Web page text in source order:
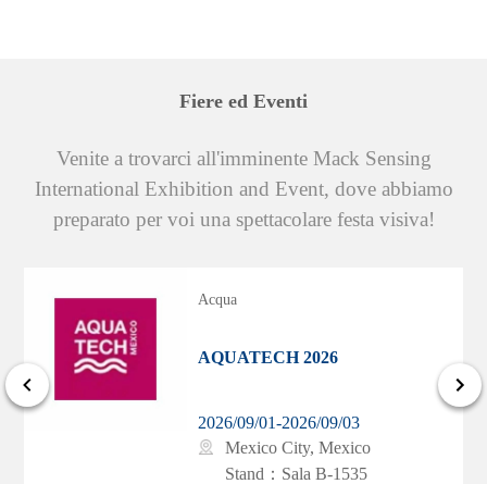
apparecchiature, MicroSensor può garantire un supporto tecnico
Idraulica e pneumatica
Le piattaforme di sollevamento aereo, le macchine utensili e i
macchinari per la plastica richiedono spesso unità idrauliche o
pneumatiche. MicroSensor ha una lunga storia di collaborazione
con molti clienti del settore industriale per fornire soluzioni
Fiere ed Eventi
Venite a trovarci all'imminente Mack Sensing
International Exhibition and Event, dove abbiamo
preparato per voi una spettacolare festa visiva!
Acqua
AQUATECH 2026
2026/09/01-2026/09/03
Mexico City, Mexico
Stand：Sala B-1535